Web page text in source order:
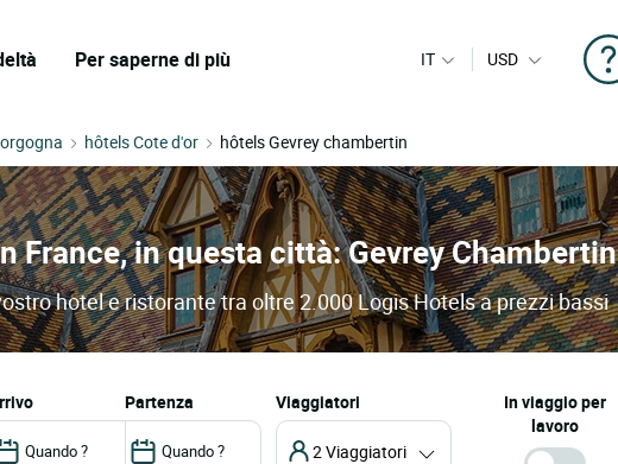
Per saperne di più IT USD
hôtels Cote d'or hôtels Gevrey chambertin
France, in questa città: Gevrey Chambertin
hotel e ristorante tra oltre 2.000 Logis Hotels a prezzi bassi
arrivo partenza Viaggiatori
2 Viaggiatori
In viaggio per
lavoro